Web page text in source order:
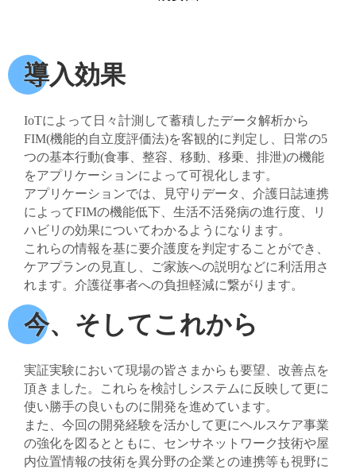
導入効果
IoTによって日々計測して蓄積したデータ解析から
FIM(機能的自立度評価法)を客観的に判定し、日常の5
つの基本行動(食事、整容、移動、移乗、排泄)の機能
をアプリケーションによって可視化します。
アプリケーションでは、見守りデータ、介護日誌連携
によってFIMの機能低下、生活不活発病の進行度、リ
ハビリの効果についてわかるようになります。
これらの情報を基に要介護度を判定することができ、
ケアプランの見直し、ご家族への説明などに利活用さ
れます。介護従事者への負担軽減に繋がります。
今、そしてこれから
実証実験において現場の皆さまからも要望、改善点を
頂きました。これらを検討しシステムに反映して更に
使い勝手の良いものに開発を進めています。
また、今回の開発経験を活かして更にヘルスケア事業
の強化を図るとともに、センサネットワーク技術や屋
内位置情報の技術を異分野の企業との連携等も視野に